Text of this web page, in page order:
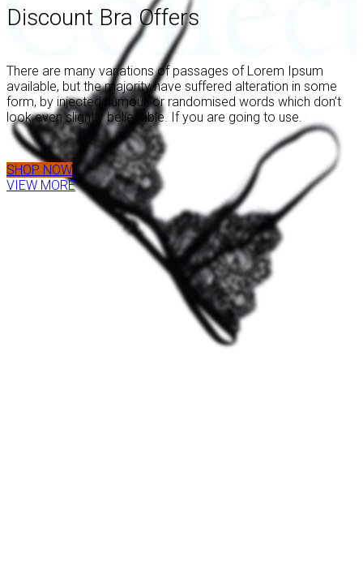
Discount Bra Offers
There are many variations of passages of Lorem Ipsum
available, but the majority have suffered alteration in some
form, by injected humour, or randomised words which don’t
look even slightly believable. If you are going to use.
SHOP NOW
VIEW MORE